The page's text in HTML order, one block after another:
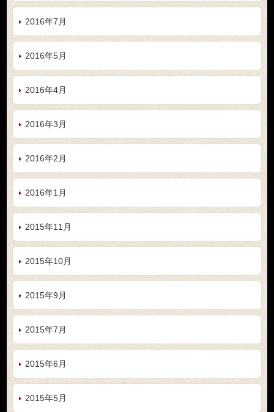
2016年7月
2016年5月
2016年4月
2016年3月
2016年2月
2016年1月
2015年11月
2015年10月
2015年9月
2015年7月
2015年6月
2015年5月